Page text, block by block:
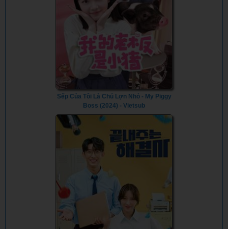
Sếp Của Tôi Là Chú Lợn Nhỏ - My Piggy
Boss (2024) - Vietsub